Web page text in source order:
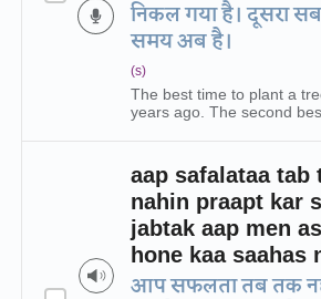
निकल गया है। दूसरा
समय अब ​​है।
(s)
The best time to plant a
years ago. The second
aap safalataa tab
nahin praapt kar
jabtak aap men
hone kaa saahas
आप सफलता तब तक